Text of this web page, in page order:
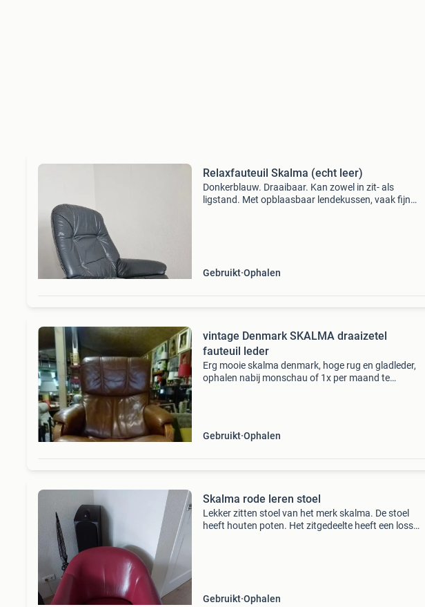
Relaxfauteuil Skalma (echt leer)
Donkerblauw. Draaibaar. Kan zowel in zit- als
ligstand. Met opblaasbaar lendekussen, vaak fijn
Gebruikt Ophalen
vintage Denmark SKALMA draaizetel
fauteuil leder
Erg mooie skalma denmark, hoge rug en gladleder,
ophalen nabij monschau of 1x per maand te
Gebruikt Ophalen
Skalma rode leren stoel
Lekker zitten stoel van het merk skalma. De stoel
heeft houten poten. Het zitgedeelte heeft een losse
Gebruikt Ophalen